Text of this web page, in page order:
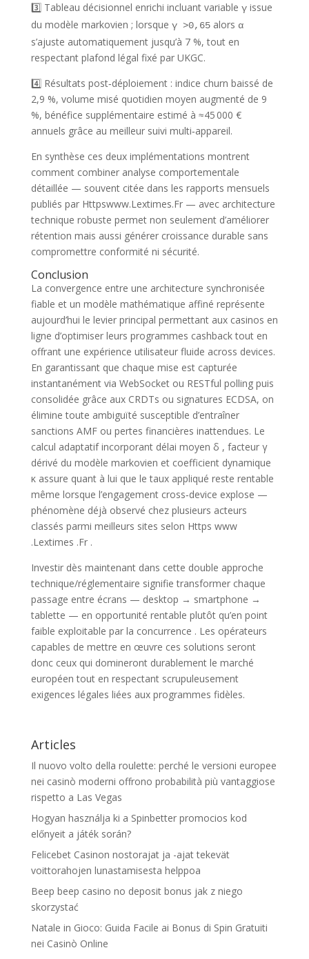
3️⃣ Tableau décisionnel enrichi incluant variable γissue
du modèle markovien ; lorsque γ >0,65alors α
s’ajuste automatiquement jusqu’à 7 %, tout en
respectant plafond légal fixé par UKGC.
4️⃣ Résultats post‑déploiement : indice churn baissé de
2,9 %, volume misé quotidien moyen augmenté de 9
%, bénéfice supplémentaire estimé à ≈45 000 €
annuels grâce au meilleur suivi multi‑appareil.
En synthèse ces deux implémentations montrent
comment combiner analyse comportementale
détaillée — souvent citée dans les rapports mensuels
publiés par Httpswww.Lextimes.Fr — avec architecture
technique robuste permet non seulement d’améliorer
rétention mais aussi générer croissance durable sans
compromettre conformité ni sécurité.
Conclusion
La convergence entre une architecture synchronisée
fiable et un modèle mathématique affiné représente
aujourd’hui le levier principal permettant aux casinos en
ligne d’optimiser leurs programmes cashback tout en
offrant une expérience utilisateur fluide across devices.
En garantissant que chaque mise est capturée
instantanément via WebSocket ou RESTful polling puis
consolidée grâce aux CRDTs ou signatures ECDSA, on
élimine toute ambiguïté susceptible d’entraîner
sanctions AMF ou pertes financières inattendues. Le
calcul adaptatif incorporant délai moyen δ , facteur γ
dérivé du modèle markovien et coefficient dynamique
κ assure quant à lui que le taux appliqué reste rentable
même lorsque l’engagement cross‑device explose —
phénomène déjà observé chez plusieurs acteurs
classés parmi meilleurs sites selon Https www
.Lextimes .Fr .
Investir dès maintenant dans cette double approche
technique/réglementaire signifie transformer chaque
passage entre écrans — desktop → smartphone →
tablette — en opportunité rentable plutôt qu’en point
faible exploitable par la concurrence . Les opérateurs
capables de mettre en œuvre ces solutions seront
donc ceux qui domineront durablement le marché
européen tout en respectant scrupuleusement
exigences légales liées aux programmes fidèles.
Articles
Il nuovo volto della roulette: perché le versioni europee
nei casinò moderni offrono probabilità più vantaggiose
rispetto a Las Vegas
Hogyan használja ki a Spinbetter promocios kod
előnyeit a játék során?
Felicebet Casinon nostorajat ja -ajat tekevät
voittorahojen lunastamisesta helppoa
Beep beep casino no deposit bonus jak z niego
skorzystać
Natale in Gioco: Guida Facile ai Bonus di Spin Gratuiti
nei Casinò Online